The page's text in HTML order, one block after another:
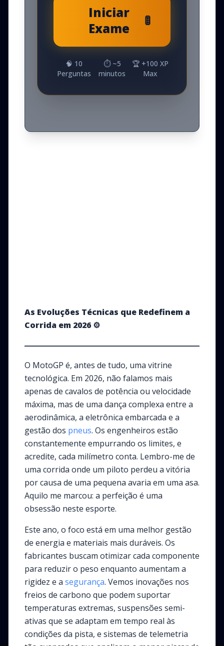
Iniciar
Exame
🚦
🧠 10
Perguntas
⏱️ ~5
minutos
🏆 +100 XP
Max
As Evoluções Técnicas que Redefinem a
Corrida em 2026 ⚙️
O MotoGP é, antes de tudo, uma vitrine
tecnológica. Em 2026, não falamos mais
apenas de cavalos de potência ou velocidade
máxima, mas de uma dança complexa entre a
aerodinâmica, a eletrônica embarcada e a
gestão dos pneus. Os engenheiros estão
constantemente empurrando os limites, e
acredite, cada milímetro conta. Lembro-me de
uma corrida onde um piloto perdeu a vitória
por causa de uma pequena avaria em uma asa.
Aquilo me marcou: a perfeição é uma
obsessão neste esporte.
Este ano, o foco está em uma melhor gestão
de energia e materiais mais duráveis. Os
fabricantes buscam otimizar cada componente
para reduzir o peso enquanto aumentam a
rigidez e a segurança. Vemos inovações nos
freios de carbono que podem suportar
temperaturas extremas, suspensões semi-
ativas que se adaptam em tempo real às
condições da pista, e sistemas de telemetria